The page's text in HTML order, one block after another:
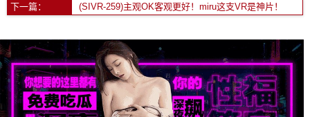
下一篇：
(SIVR-259)主观OK客观更好！miru这支VR是神片！